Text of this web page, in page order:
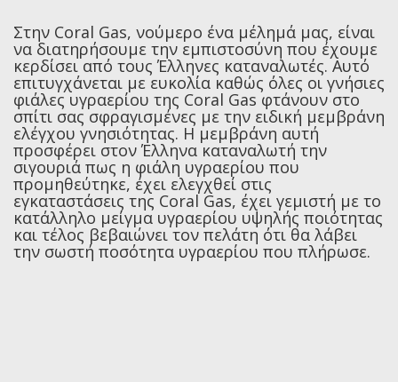
Στην Coral Gas, νούμερο ένα μέλημά μας, είναι
να διατηρήσουμε την εμπιστοσύνη που έχουμε
κερδίσει από τους Έλληνες καταναλωτές. Aυτό
επιτυγχάνεται με ευκολία καθώς όλες οι γνήσιες
φιάλες υγραερίου της Coral Gas φτάνουν στο
σπίτι σας σφραγισμένες με την ειδική μεμβράνη
ελέγχου γνησιότητας. Η μεμβράνη αυτή
προσφέρει στον Έλληνα καταναλωτή την
σιγουριά πως η φιάλη υγραερίου που
προμηθεύτηκε, έχει ελεγχθεί στις
εγκαταστάσεις της Coral Gas, έχει γεμιστή με το
κατάλληλο μείγμα υγραερίου υψηλής ποιότητας
και τέλος βεβαιώνει τον πελάτη ότι θα λάβει
την σωστή ποσότητα υγραερίου που πλήρωσε.